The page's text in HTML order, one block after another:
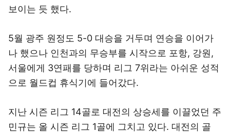
보이는 듯 했다.
5월 광주 원정도 5-0 대승을 거두며 연승을 이어가
나 했으나 인천과의 무승부를 시작으로 포항, 강원,
서울에게 3연패를 당하며 리그 7위라는 아쉬운 성적
으로 월드컵 휴식기에 들어갔다.
지난 시즌 리그 14골로 대전의 상승세를 이끌었던 주
민규는 올 시즌 리그 1골에 그치고 있다. 대전의 골